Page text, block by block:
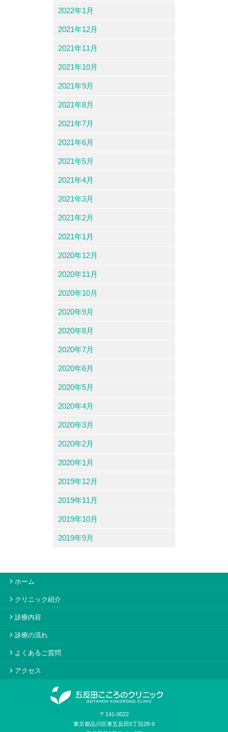
2022年1月
2021年12月
2021年11月
2021年10月
2021年9月
2021年8月
2021年7月
2021年6月
2021年5月
2021年4月
2021年3月
2021年2月
2021年1月
2020年12月
2020年11月
2020年10月
2020年9月
2020年8月
2020年7月
2020年6月
2020年5月
2020年4月
2020年3月
2020年2月
2020年1月
2019年12月
2019年11月
2019年10月
2019年9月
ホーム
クリニック紹介
診療内容
診療の流れ
よくあるご質問
アクセス
〒141-0022
東京都品川区東五反田5丁目28-9